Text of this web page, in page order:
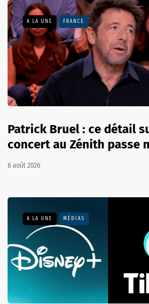
A LA UNE FRANCE
Patrick Bruel : ce détail
concert au Zénith passe
6 août 2026
A LA UNE MÉDIAS